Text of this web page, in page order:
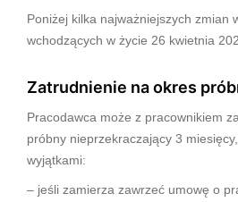
Poniżej kilka najważniejszych zmian
wchodzących w życie 26 kwietnia
Zatrudnienie na okres
Pracodawca może z pracownikiem
próbny nieprzekraczający 3
wyjątkami:
– jeśli zamierza zawrzeć umowę o